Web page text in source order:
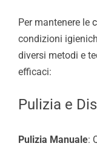
Per mantenere le
condizioni
diversi metodi e
efficaci:
Pulizia e
Pulizia Manuale: